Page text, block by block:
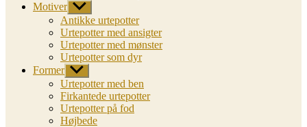
Motiver Vis
undermenu
Antikke urtepotter
Urtepotter med ansigter
Urtepotter med mønster
Urtepotter som dyr
Former Vis
undermenu
Urtepotter med ben
Firkantede urtepotter
Urtepotter på fod
Højbede